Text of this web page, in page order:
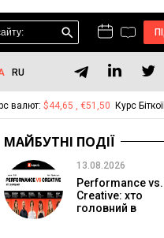
RU
валют: $44,65 , €51,50 Курс
МАЙБУТНІ ПОДІЇ
13.08.2026
Performance vs.
Creative: хто
головний в